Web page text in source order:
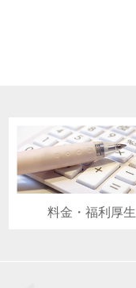
料金・福利厚生